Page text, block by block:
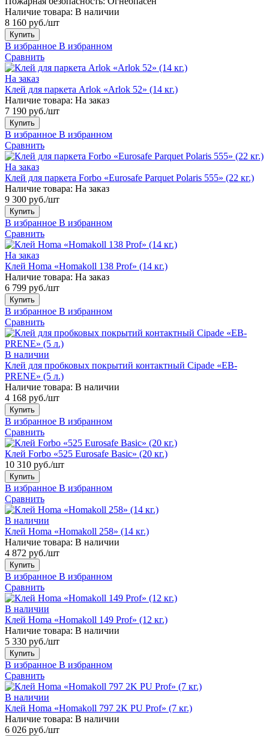
Наличие товара: В наличии
8 160 руб./шт
Купить
В избранное В избранном
Сравнить
На заказ
Клей для паркета Arlok «Arlok 52» (14 кг.)
Наличие товара: На заказ
7 190 руб./шт
Купить
В избранное В избранном
Сравнить
На заказ
Клей для паркета Forbo «Eurosafe Parquet Polaris 555» (22 кг.)
Наличие товара: На заказ
9 300 руб./шт
Купить
В избранное В избранном
Сравнить
На заказ
Клей Homa «Homakoll 138 Prof» (14 кг.)
Наличие товара: На заказ
6 799 руб./шт
Купить
В избранное В избранном
Сравнить
В наличии
Клей для пробковых покрытий контактный Cipade «EB-
PRENE» (5 л.)
Наличие товара: В наличии
4 168 руб./шт
Купить
В избранное В избранном
Сравнить
Клей Forbo «525 Eurosafe Basic» (20 кг.)
10 310 руб./шт
Купить
В избранное В избранном
Сравнить
В наличии
Клей Homa «Homakoll 258» (14 кг.)
Наличие товара: В наличии
4 872 руб./шт
Купить
В избранное В избранном
Сравнить
В наличии
Клей Homa «Homakoll 149 Prof» (12 кг.)
Наличие товара: В наличии
5 330 руб./шт
Купить
В избранное В избранном
Сравнить
В наличии
Клей Homa «Homakoll 797 2K PU Prof» (7 кг.)
Наличие товара: В наличии
6 026 руб./шт